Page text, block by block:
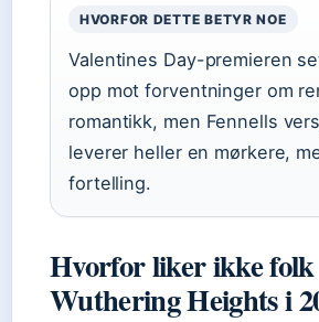
HVORFOR DETTE BETYR NOE
Valentines Day-premieren
opp mot forventninger om
romantikk, men Fennells
leverer heller en mørkere,
fortelling.
Hvorfor liker ikke folk
Wuthering Heights i